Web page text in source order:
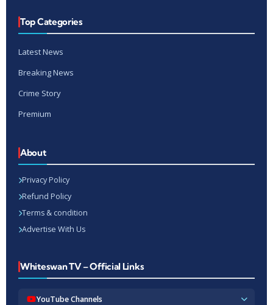
Top Categories
Latest News
Breaking News
Crime Story
Premium
About
Privacy Policy
Refund Policy
Terms & condition
Advertise With Us
Whiteswan TV – Official Links
YouTube Channels